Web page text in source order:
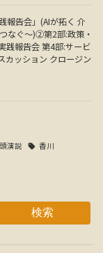
報告会」(AIが拓く 介
なぐ～)②第2部:政策・
践報告会 第4部:サービ
カッション クロージン
演説 香川
検索